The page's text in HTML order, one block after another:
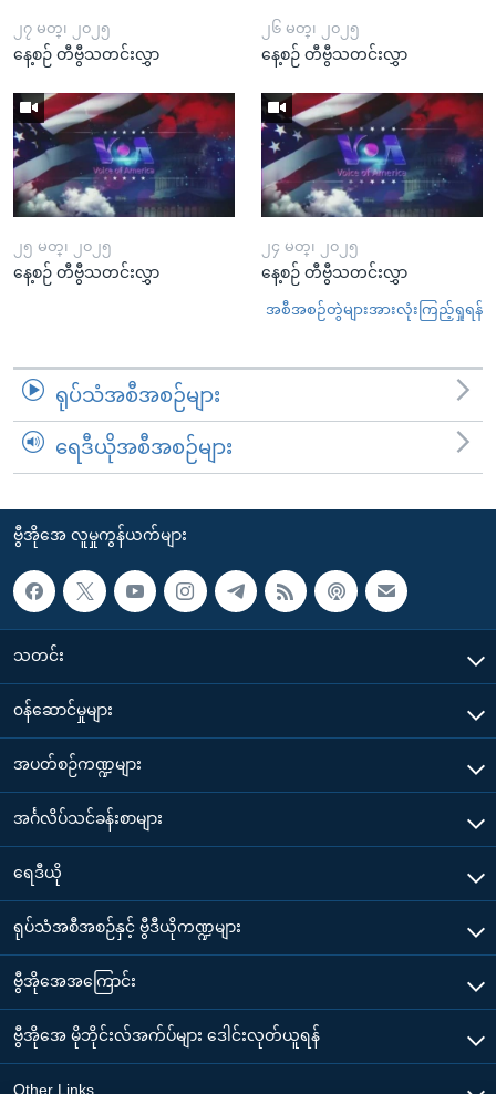
၂၇ မတ္၊ ၂၀၂၅
နေ့စဉ် တီဗွီသတင်းလွှာ
၂၆ မတ္၊ ၂၀၂၅
နေ့စဉ် တီဗွီသတင်းလွှာ
၂၅ မတ္၊ ၂၀၂၅
နေ့စဉ် တီဗွီသတင်းလွှာ
၂၄ မတ္၊ ၂၀၂၅
နေ့စဉ် တီဗွီသတင်းလွှာ
အစီအစဉ်တွဲများအားလုံးကြည့်ရှုရန်
ရုပ်သံအစီအစဉ်များ
ရေဒီယိုအစီအစဉ်များ
ဗွီအိုအေ လူမှုကွန်ယက်များ
သတင်း
၀န်ဆောင်မှုများ
အပတ်စဉ်ကဏ္ဍများ
အင်္ဂလိပ်သင်ခန်းစာများ
ရေဒီယို
ရုပ်သံအစီအစဉ်နှင့် ဗွီဒီယိုကဏ္ဍများ
ဗွီအိုအေအကြောင်း
ဗွီအိုအေ မိုဘိုင်းလ်အက်ပ်များ ဒေါင်းလုတ်ယူရန်
Other Links